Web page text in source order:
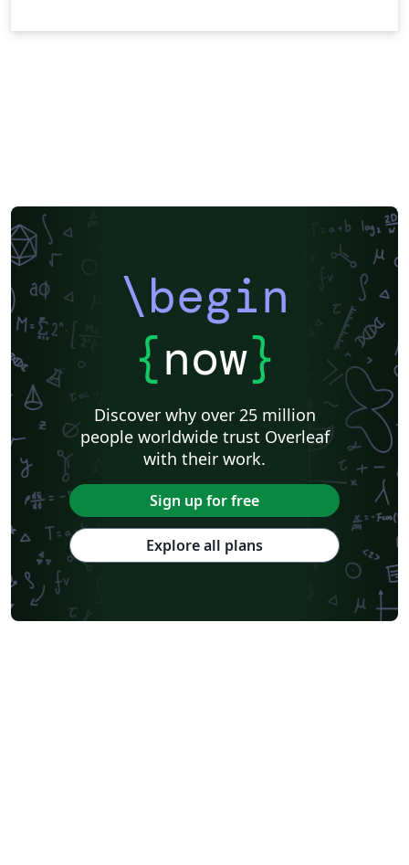
\begin
{now}
Discover why over 25 million
people worldwide trust Overleaf
with their work.
Sign up for free
Explore all plans